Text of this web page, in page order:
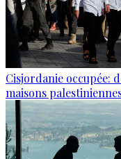
Cisjordanie occupée:
maisons